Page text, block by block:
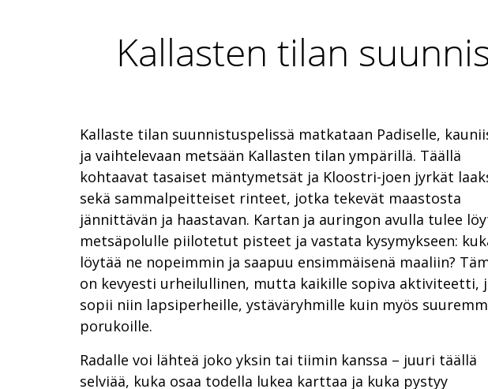
Kallasten tilan
Kallaste tilan suunnistuspelissä matkataan Padiselle,
ja vaihtelevaan metsään Kallasten tilan ympärillä. Täällä
kohtaavat tasaiset mäntymetsät ja Kloostri-joen jyrkät
sekä sammalpeitteiset rinteet, jotka tekevät maastosta
jännittävän ja haastavan. Kartan ja auringon avulla tulee
metsäpolulle piilotetut pisteet ja vastata kysymykseen:
löytää ne nopeimmin ja saapuu ensimmäisenä maaliin?
on kevyesti urheilullinen, mutta kaikille sopiva aktiviteetti,
sopii niin lapsiperheille, ystäväryhmille kuin myös
porukoille.
Radalle voi lähteä joko yksin tai tiimin kanssa – juuri täällä
selviää, kuka osaa todella lukea karttaa ja kuka pystyy